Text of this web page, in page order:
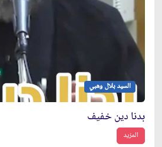
السيد بلال وهبي
بدنا دين خفيف
المزيد